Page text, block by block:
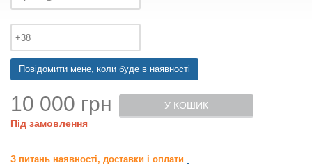
Повідомити мене, коли буде в наявності
10 000 грн
Під замовлення
У КОШИК
З питань наявності, доставки і оплати